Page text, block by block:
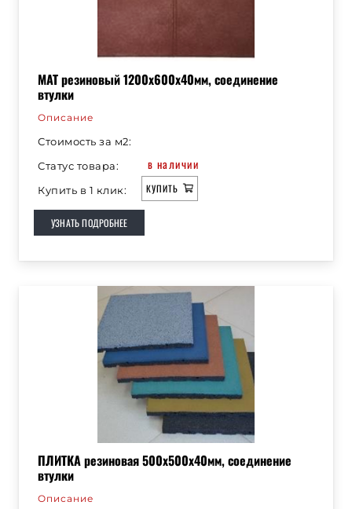
амортизационные свойства.
МАТ резиновый 1200х600х40мм, соединение
втулки
Описание
Стоимость за м2:
Статус товара:
в наличии
Купить в 1 клик: КУПИТЬ
УЗНАТЬ ПОДРОБНЕЕ
ПЛИТКА резиновая 500х500х40мм, соединение
втулки
Описание